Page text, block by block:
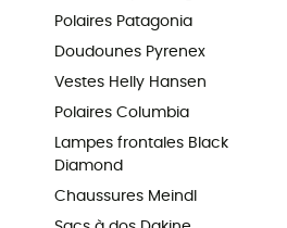
Polaires Patagonia
Doudounes Pyrenex
Vestes Helly Hansen
Polaires Columbia
Lampes frontales Black
Diamond
Chaussures Meindl